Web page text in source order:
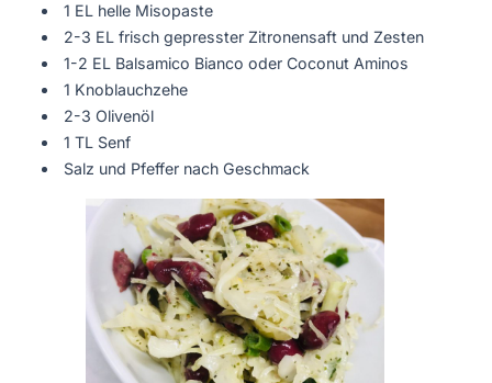
1 EL helle Misopaste
2-3 EL frisch gepresster Zitronensaft und Zesten
1-2 EL Balsamico Bianco oder Coconut Aminos
1 Knoblauchzehe
2-3 Olivenöl
1 TL Senf
Salz und Pfeffer nach Geschmack